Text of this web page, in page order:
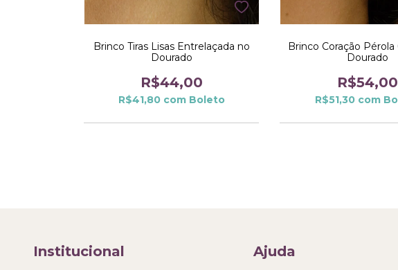
Brinco Tiras Lisas Entrelaçada no
Dourado
R$44,00
R$41,80 com Boleto
Brinco Coração Pérola
Dourado
R$54,00
R$51,30 com
Institucional Ajuda